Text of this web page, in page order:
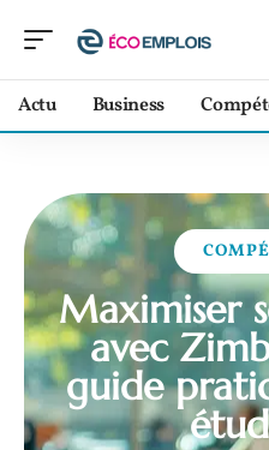
Actu Business
Maximiser
avec
guide